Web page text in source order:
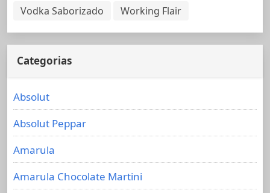
Vodka Saborizado
Working Flair
Categorias
Absolut
Absolut Peppar
Amarula
Amarula Chocolate Martini